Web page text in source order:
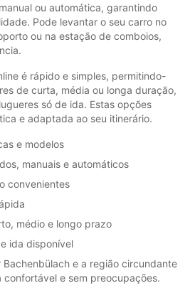
ou automática, garantindo
Pode levantar o seu carro no
ou na estação de comboios,
é rápido e simples, permitindo-
de curta, média ou longa duração,
só de ida. Estas opções
e adaptada ao seu itinerário.
e modelos
manuais e automáticos
convenientes
médio e longo prazo
ida disponível
Bachenbülach e a região circundante
e sem preocupações.